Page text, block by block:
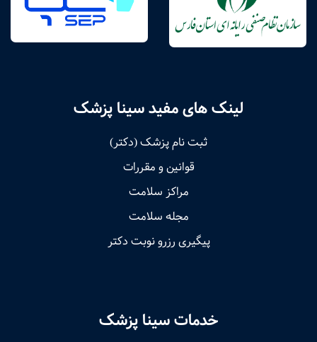
لینک های مفید سینا پزشک
ثبت نام پزشک (دکتر)
قوانین و مقررات
مراکز سلامت
مجله سلامت
پیگیری رزرو نوبت دکتر
خدمات سینا پزشک